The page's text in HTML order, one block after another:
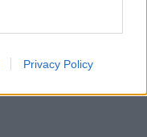
Privacy Policy